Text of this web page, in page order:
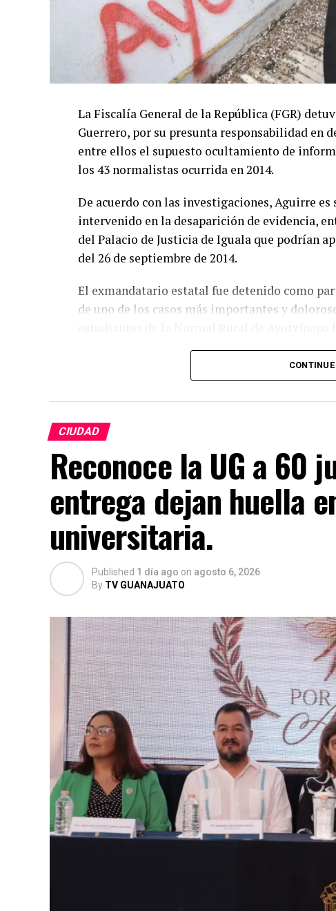
La Fiscalía General de la República (FGR)
Guerrero, por su presunta responsabilidad en
entre ellos el supuesto ocultamiento de
los 43 normalistas ocurrida en 2014.
De acuerdo con las investigaciones, Aguirre
intervenido en la desaparición de evidencia,
del Palacio de Justicia de Iguala que podrían
del 26 de septiembre de 2014.
El exmandatario estatal fue detenido como
de uno de los casos más importantes y
exigencia de familiares y organizaciones para
La detención de Aguirre se suma a otras
exfuncionarios vinculados a la investigación.
CIUDAD
Reconoce la UG a 60
entrega dejan huella
universitaria.
Published 1 día ago on agosto 6, 2026
By TV GUANAJUATO